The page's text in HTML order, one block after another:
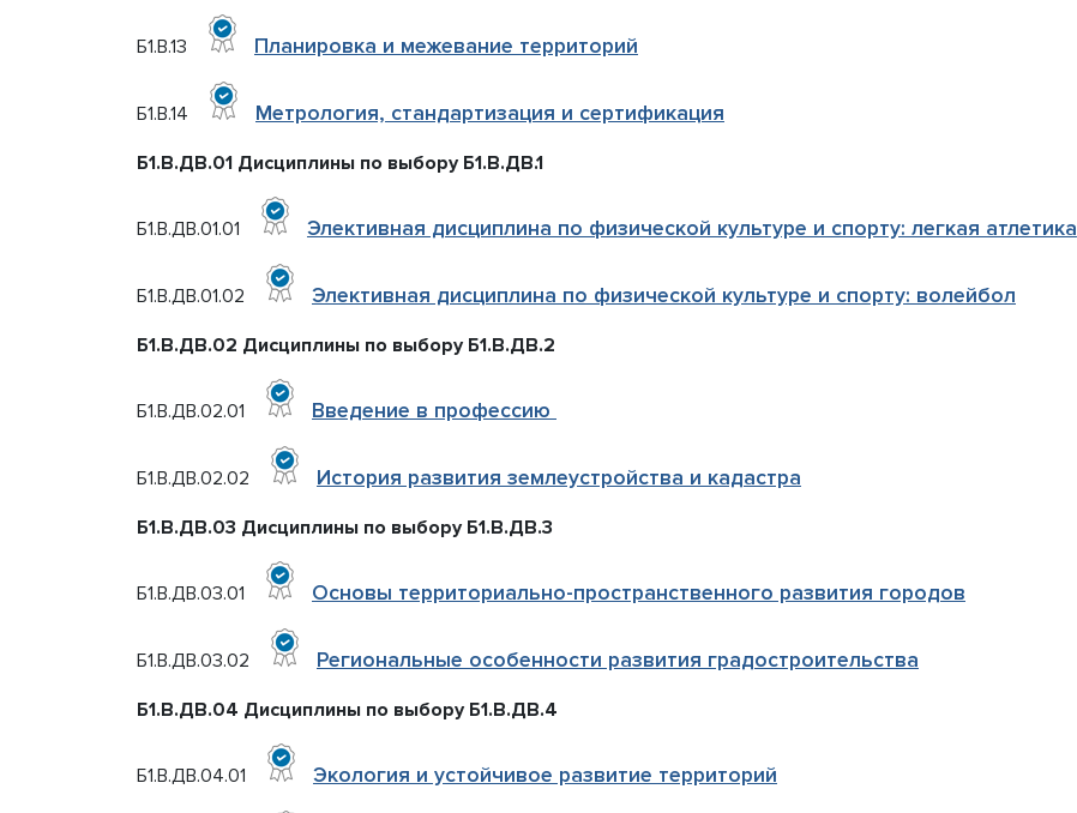
Б1.В.13 Планировка и межевание территорий
Б1.В.14 Метрология, стандартизация и сертификация
Б1.В.ДВ.01 Дисциплины по выбору Б1.В.ДВ.1
Б1.В.ДВ.01.01 Элективная дисциплина по физической культуре и спорту: легкая атлетика
Б1.В.ДВ.01.02 Элективная дисциплина по физической культуре и спорту: волейбол
Б1.В.ДВ.02 Дисциплины по выбору Б1.В.ДВ.2
Б1.В.ДВ.02.01 Введение в профессию
Б1.В.ДВ.02.02 История развития землеустройства и кадастра
Б1.В.ДВ.03 Дисциплины по выбору Б1.В.ДВ.3
Б1.В.ДВ.03.01 Основы территориально-пространственного развития городов
Б1.В.ДВ.03.02 Региональные особенности развития градостроительства
Б1.В.ДВ.04 Дисциплины по выбору Б1.В.ДВ.4
Б1.В.ДВ.04.01 Экология и устойчивое развитие территорий